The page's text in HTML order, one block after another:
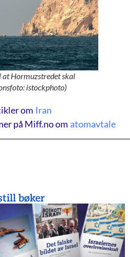
at Hormuzstredet skal
istockphoto)
om Iran
på Miff.no om atomavtale
bøker